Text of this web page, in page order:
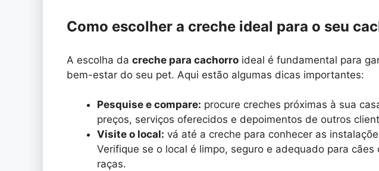
Como escolher a creche ideal para o seu
A escolha da creche para cachorro ideal é fundamental para
bem-estar do seu pet. Aqui estão algumas dicas importantes:
Pesquise e compare: procure creches próximas à sua
preços, serviços oferecidos e depoimentos de outros
Visite o local: vá até a creche para conhecer as
Verifique se o local é limpo, seguro e adequado para
raças.